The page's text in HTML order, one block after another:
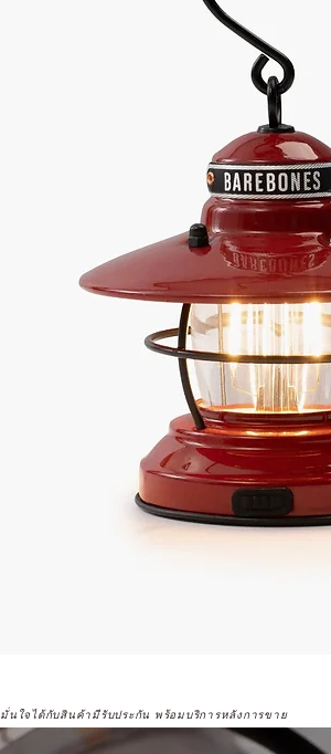
มั่นใจได้กับสินค้ามีรับประกัน พร้อมบริการหลังการขาย